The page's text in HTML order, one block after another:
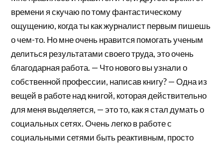
времени я скучаю по тому фантастическому
ощущению, когда ты как журналист первым пишешь
о чем-то. Но мне очень нравится помогать ученым
делиться результатами своего труда, это очень
благодарная работа. — Что нового вы узнали о
собственной профессии, написав книгу? — Одна из
вещей в работе над книгой, которая действительно
для меня выделяется, — это то, как я стал думать о
социальных сетях. Очень легко в работе с
социальными сетями быть реактивным, просто